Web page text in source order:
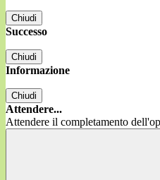
Chiudi
Successo
Chiudi
Informazione
Chiudi
Attendere...
Attendere il completamento